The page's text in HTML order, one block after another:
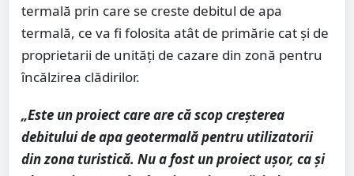
termală prin care se creste debitul de apa
termală, ce va fi folosita atât de primărie cat și de
proprietarii de unități de cazare din zonă pentru
încălzirea clădirilor.
„Este un proiect care are că scop creșterea
debitului de apa geotermală pentru utilizatorii
din zona turistică. Nu a fost un proiect ușor, ca și